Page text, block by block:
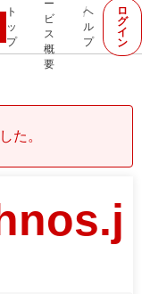
ト
ッ
プ
ー
ビ
ス
概
要
ヘ
ル
プ
ロ
グ
イ
ン
た。